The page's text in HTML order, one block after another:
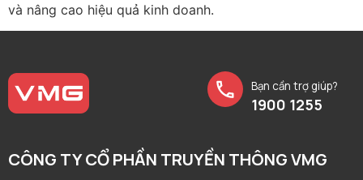
và nâng cao hiệu quả kinh doanh.
Bạn cần trợ giúp?
1900 1255
CÔNG TY CỔ PHẦN TRUYỀN THÔNG VMG